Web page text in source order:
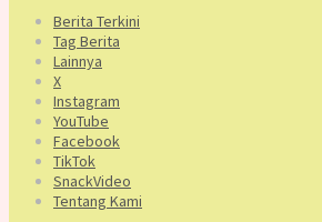
Berita Terkini
Tag Berita
Lainnya
X
Instagram
YouTube
Facebook
TikTok
SnackVideo
Tentang Kami